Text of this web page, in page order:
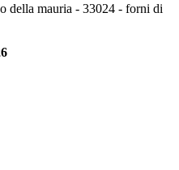
della mauria - 33024 - forni di